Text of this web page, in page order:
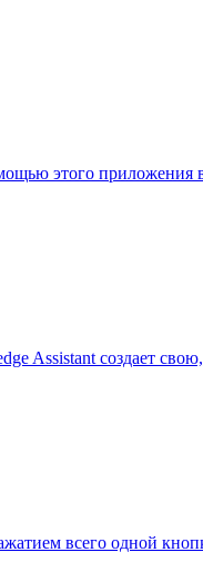
этого приложения
Assistant создает
всего одной